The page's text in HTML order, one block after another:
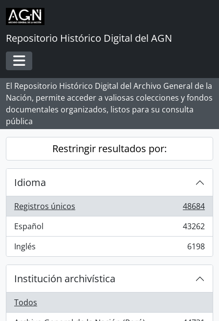
Skip to main content
Repositorio Histórico Digital del AGN
Toggle navigation
El Repositorio Histórico Digital del Archivo General de la
Nación, permite acceder a valiosas colecciones y fondos
documentales organizados, listos para su consulta
pública
Restringir resultados por:
Idioma
Registros únicos
, 48684 resultados
48684
Español
, 43262 resultados
43262
Inglés
, 6198 resultados 6198
Institución archivística
Todos